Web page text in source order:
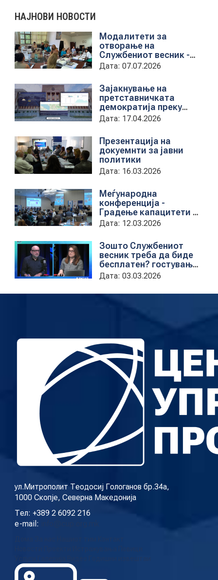
НАЈНОВИ НОВОСТИ
Модалитети за
отворање на
Службениот весник -
Средба со
претставници на ЈП
службен весник
Дата: 07.07.2026
Зајакнување на
претставничката
демократија преку
дигитална алатка
kancelarii.sobranie.mk
Дата: 17.04.2026
Презентација на
докуемнти за јавни
политики
Дата: 16.03.2026
Меѓународна
конференција -
Градење капацитети на
институциите за обука
на државни
службеници
Дата: 12.03.2026
Зошто Службениот
весник треба да биде
бесплатен? гостување
на проектната
кородинаторка во ЦУП
Анета Иванова
поткастот Rishatzi
Дата: 03.03.2026
ул.Митрополит Теодосиј Гологанов бр.34а,
1000 Скопје, Северна Македонија
Тел: +389 2 6092 216
e-mail: